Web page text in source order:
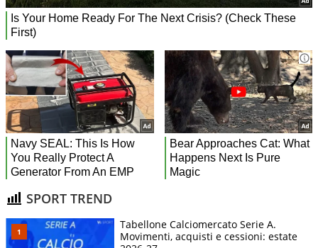
SPORT TREND
Tabellone Calciomercato Serie A.
Movimenti, acquisti e cessioni: estate